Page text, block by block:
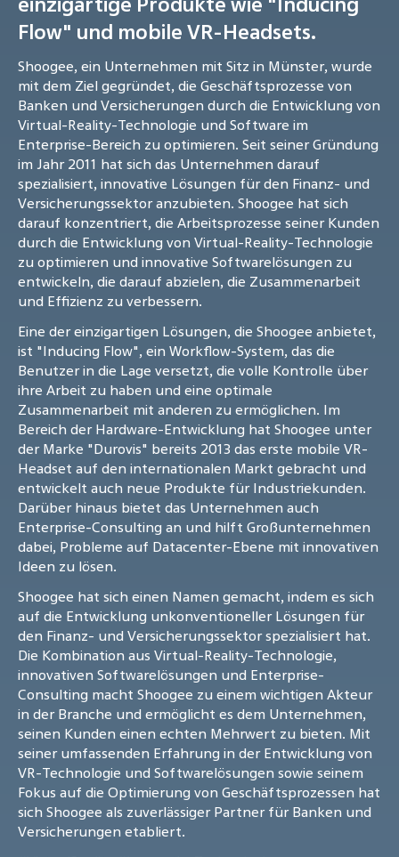
Flow" und mobile VR-Headsets.
Shoogee, ein Unternehmen mit Sitz in Münster, wurde
mit dem Ziel gegründet, die Geschäftsprozesse von
Banken und Versicherungen durch die Entwicklung von
Virtual-Reality-Technologie und Software im
Enterprise-Bereich zu optimieren. Seit seiner Gründung
im Jahr 2011 hat sich das Unternehmen darauf
spezialisiert, innovative Lösungen für den Finanz- und
Versicherungssektor anzubieten. Shoogee hat sich
darauf konzentriert, die Arbeitsprozesse seiner Kunden
durch die Entwicklung von Virtual-Reality-Technologie
zu optimieren und innovative Softwarelösungen zu
entwickeln, die darauf abzielen, die Zusammenarbeit
und Effizienz zu verbessern.
Eine der einzigartigen Lösungen, die Shoogee anbietet,
ist "Inducing Flow", ein Workflow-System, das die
Benutzer in die Lage versetzt, die volle Kontrolle über
ihre Arbeit zu haben und eine optimale
Zusammenarbeit mit anderen zu ermöglichen. Im
Bereich der Hardware-Entwicklung hat Shoogee unter
der Marke "Durovis" bereits 2013 das erste mobile VR-
Headset auf den internationalen Markt gebracht und
entwickelt auch neue Produkte für Industriekunden.
Darüber hinaus bietet das Unternehmen auch
Enterprise-Consulting an und hilft Großunternehmen
dabei, Probleme auf Datacenter-Ebene mit innovativen
Ideen zu lösen.
Shoogee hat sich einen Namen gemacht, indem es sich
auf die Entwicklung unkonventioneller Lösungen für
den Finanz- und Versicherungssektor spezialisiert hat.
Die Kombination aus Virtual-Reality-Technologie,
innovativen Softwarelösungen und Enterprise-
Consulting macht Shoogee zu einem wichtigen Akteur
in der Branche und ermöglicht es dem Unternehmen,
seinen Kunden einen echten Mehrwert zu bieten. Mit
seiner umfassenden Erfahrung in der Entwicklung von
VR-Technologie und Softwarelösungen sowie seinem
Fokus auf die Optimierung von Geschäftsprozessen hat
sich Shoogee als zuverlässiger Partner für Banken und
Versicherungen etabliert.